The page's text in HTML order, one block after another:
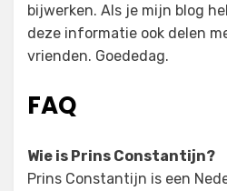
bijwerken. Als je mijn blog
deze informatie ook delen
vrienden. Goededag.
FAQ
Wie is Prins Constantijn?
Prins Constantijn is een